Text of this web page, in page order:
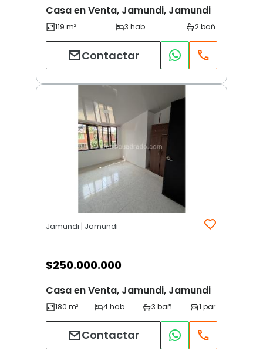
Casa en Venta, Jamundi, Jamundi
Contactar
Jamundi | Jamundi
$250.000.000
Casa en Venta, Jamundi, Jamundi
Contactar